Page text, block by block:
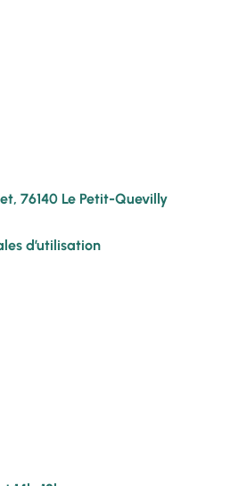
76140 Le Petit-Quevilly
d’utilisation